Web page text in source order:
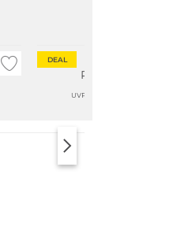
DEAL
Pantoletten
UVP